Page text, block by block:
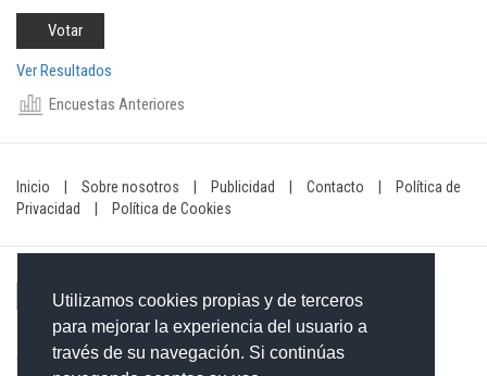
Utilizamos cookies propias y de terceros
para mejorar la experiencia del usuario a
través de su navegación. Si continúas
Ver Resultados
Encuestas Anteriores
Inicio Sobre nosotros Publicidad Contacto
Política de
Privacidad
Política de Cookies
Contacto: 849-754-4472